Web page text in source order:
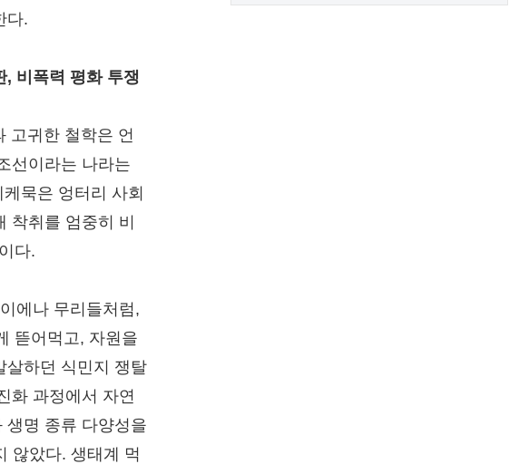
다.
, 비폭력 평화 투쟁
고귀한 철학은 언
선이라는 나라는
묵은 엉터리 사회
착취를 엄중히 비
다.
에나 무리들처럼,
뜯어먹고, 자원을
살하던 식민지 쟁탈
화 과정에서 자연
생명 종류 다양성을
않았다. 생태계 먹